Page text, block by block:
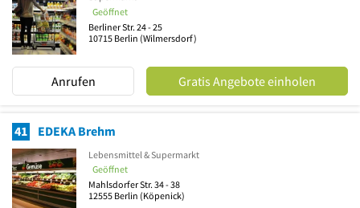
Geöffnet
Berliner Str. 24 - 25
10715 Berlin (Wilmersdorf)
Anrufen Gratis Angebote einholen
41 EDEKA Brehm
Lebensmittel & Supermarkt
Geöffnet
Mahlsdorfer Str. 34 - 38
12555 Berlin (Köpenick)